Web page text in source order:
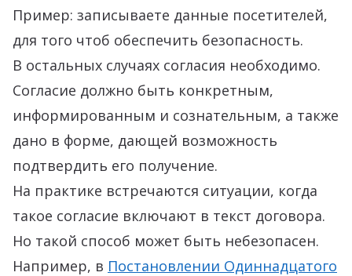
Пример: записываете данные посетителей,
для того чтоб обеспечить безопасность.
В остальных случаях согласия необходимо.
Согласие должно быть конкретным,
информированным и сознательным, а также
дано в форме, дающей возможность
подтвердить его получение.
На практике встречаются ситуации, когда
такое согласие включают в текст договора.
Но такой способ может быть небезопасен.
Например, в Постановлении Одиннадцатого